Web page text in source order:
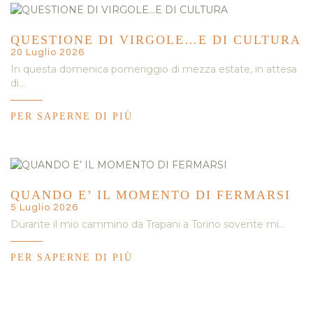
QUESTIONE DI VIRGOLE…E DI CULTURA
20 Luglio 2026
In questa domenica pomeriggio di mezza estate, in attesa
di…
PER SAPERNE DI PIÙ
QUANDO E’ IL MOMENTO DI FERMARSI
5 Luglio 2026
Durante il mio cammino da Trapani a Torino sovente mi…
PER SAPERNE DI PIÙ